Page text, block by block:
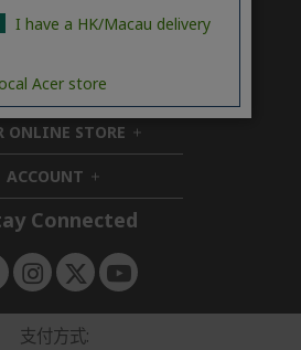
d
d
e
n
SUPPORTh
i
d
d
n
ONLINE STORE h
i
d
e
ACCOUNT h
i
d
e
n
Connected
支付方式:
2666
18:00
I have a HK/Macau delivery
Acer store